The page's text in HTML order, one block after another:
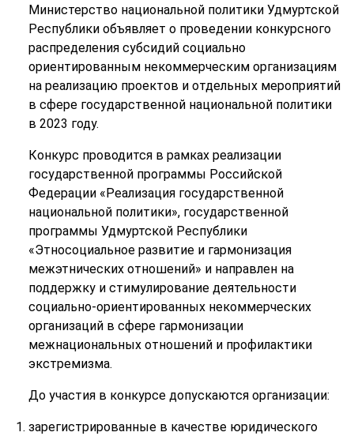
Министерство национальной политики Удмуртской
Республики объявляет о проведении конкурсного
распределения субсидий социально
ориентированным некоммерческим организациям
на реализацию проектов и отдельных мероприятий
в сфере государственной национальной политики
в 2023 году.
Конкурс проводится в рамках реализации
государственной программы Российской
Федерации «Реализация государственной
национальной политики», государственной
программы Удмуртской Республики
«Этносоциальное развитие и гармонизация
межэтнических отношений» и направлен на
поддержку и стимулирование деятельности
социально-ориентированных некоммерческих
организаций в сфере гармонизации
межнациональных отношений и профилактики
экстремизма.
До участия в конкурсе допускаются организации:
зарегистрированные в качестве юридического